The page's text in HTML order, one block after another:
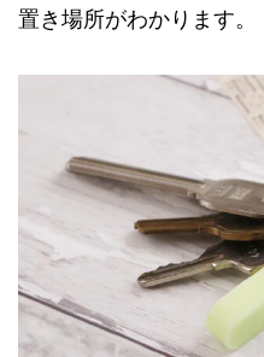
置き場所がわかります。